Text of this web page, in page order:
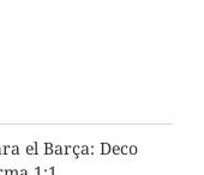
el Barça: Deco